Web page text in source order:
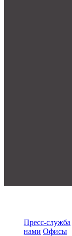
Пресс-служба
нами Офисы